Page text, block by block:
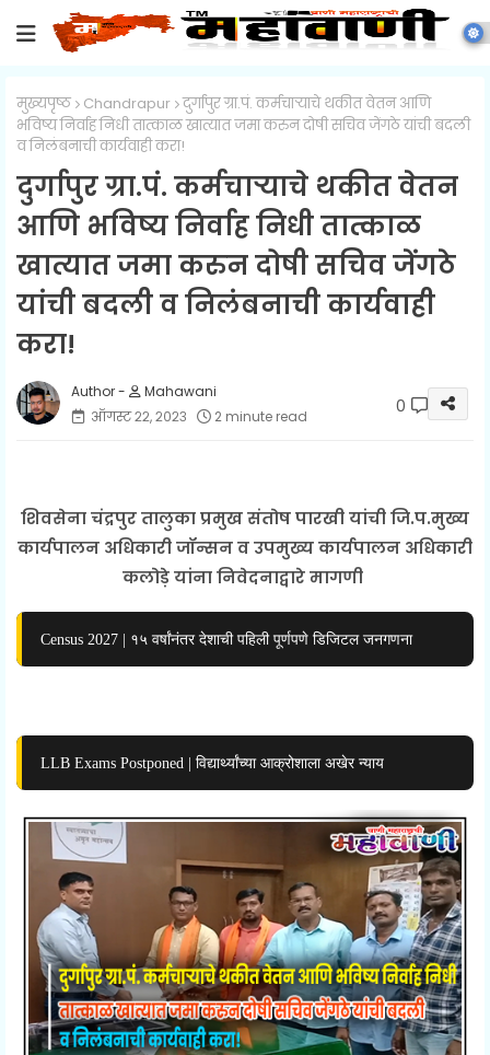
मुख्यपृष्ठ Chandrapur दुर्गापुर ग्रा.पं. कर्मचाऱ्याचे थकीत वेतन आणि
भविष्य निर्वाह निधी तात्काळ खात्यात जमा करुन दोषी सचिव जेंगठे यांची बदली
व निलंबनाची कार्यवाही करा!
दुर्गापुर ग्रा.पं. कर्मचाऱ्याचे थकीत वेतन
आणि भविष्य निर्वाह निधी तात्काळ
खात्यात जमा करुन दोषी सचिव जेंगठे
यांची बदली व निलंबनाची कार्यवाही
करा!
Mahawani
ऑगस्ट २२, २०२३
2 minute read 0
शिवसेना चंद्रपुर तालुका प्रमुख संतोष पारखी यांची जि.प.मुख्य
कार्यपालन अधिकारी जॉन्सन व उपमुख्य कार्यपालन अधिकारी
कलोड़े यांना निवेदनाद्वारे मागणी
Census 2027 | १५ वर्षांनंतर देशाची पहिली पूर्णपणे डिजिटल जनगणना
LLB Exams Postponed | विद्यार्थ्यांच्या आक्रोशाला अखेर न्याय